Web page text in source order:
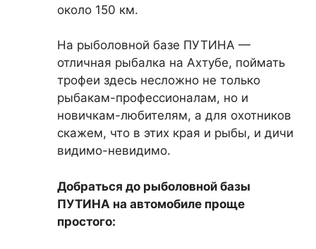
около 150 км.
На рыболовной базе ПУТИНА —
отличная рыбалка на Ахтубе, поймать
трофеи здесь несложно не только
рыбакам-профессионалам, но и
новичкам-любителям, а для охотников
скажем, что в этих края и рыбы, и дичи
видимо-невидимо.
Добраться до рыболовной базы
ПУТИНА на автомобиле проще
простого: